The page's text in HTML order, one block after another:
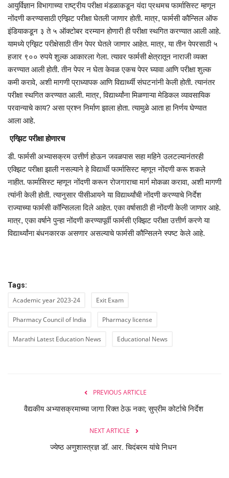
आयुर्विज्ञान विभागाच्या राष्ट्रीय परीक्षा मंडळाकडून यंदा प्रथमच फार्मासिस्ट म्हणून
नोंदणी करण्यासाठी एग्झिट परीक्षा घेतली जाणार होती. मात्र, फार्मसी कौन्सिल ऑफ
इंडियाकडून ३ ते ५ ऑक्टोबर दरम्यान होणारी ही परीक्षा स्थगित करण्यात आली आहे.
यामध्ये एग्झिट परीक्षेसाठी तीन पेपर घेतले जाणार आहेत. मात्र, या तीन पेपरसाठी ५
हजार ९०० रुपये शुल्क आकारला गेला. त्यावर फार्मसी क्षेत्रातून नाराजी व्यक्त
करण्यात आली होती. तीन पेपर न घेता केवळ एकच पेपर घ्यावा आणि परीक्षा शुल्क
कमी करावे, अशी मागणी प्राध्यापक आणि विद्यार्थ्यी संघटनांनी केली होती. त्यानंतर
परीक्षा स्थगित करण्यात आली. मात्र, विद्यार्थ्यांना मिळणाऱ्या मेडिकल व्यावसायिक
परवान्याचे काय? असा प्रश्न निर्माण झाला होता. त्यामुळे आता हा निर्णय घेण्यात
आला आहे.
एग्झिट परीक्षा होणारच
डी. फार्मसी अभ्यासक्रम उत्तीर्ण होऊन जवळपास सहा महिने उलटल्यानंतरही
एक्झिट परीक्षा झाली नसल्याने हे विद्यार्थी फार्मासिस्ट म्हणून नोंदणी करू शकले
नाहीत. फार्मासिस्ट म्हणून नोंदणी करून रोजगाराचा मार्ग मोकळा करावा, अशी मागणी
त्यांनी केली होती. त्यानुसार पीसीआयने या विद्यार्थ्यांची नोंदणी करण्याचे निर्देश
राज्याच्या फार्मसी कॉन्सिलला दिले आहेत. एका वर्षासाठी ही नोंदणी केली जाणार आहे.
मात्र, एका वर्षाने पुन्हा नोंदणी करण्यापूर्वी फार्मसी एक्झिट परीक्षा उत्तीर्ण करणे या
विद्यार्थ्यांना बंधनकारक असणार असल्याचे फार्मसी कौन्सिलने स्पष्ट केले आहे.
Tags:
Academic year 2023-24 Exit Exam
Pharmacy Council of India Pharmacy license
Marathi Latest Education News Educational News
PREVIOUS ARTICLE
वैद्यकीय अभ्यासक्रमाच्या जागा रिक्त ठेऊ नका; सुप्रीम कोर्टाचे निर्देश
NEXT ARTICLE
ज्येष्ठ अणुशास्त्रज्ञ डॉ. आर. चिदंबरम यांचे निधन